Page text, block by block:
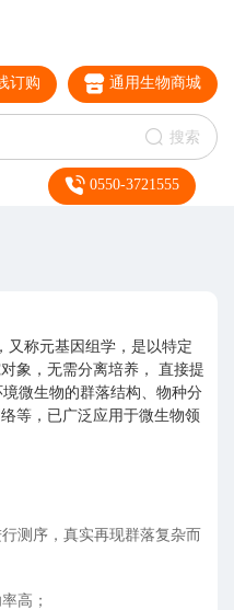
订购 通用生物商城
搜索
0550-3721555
称元基因组学，是以特定
象，无需分离培养， 直接提
微生物的群落结构、物种分
等，已广泛应用于微生物领
测序，真实再现群落复杂而
高；